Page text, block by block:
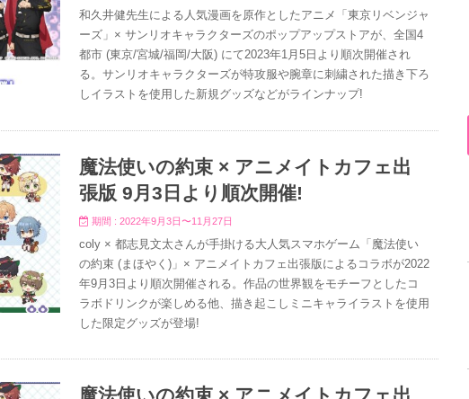
和久井健先生による人気漫画を原作としたアニメ「東京リベンジャ
ーズ」× サンリオキャラクターズのポップアップストアが、全国4
都市 (東京/宮城/福岡/大阪) にて2023年1月5日より順次開催され
る。サンリオキャラクターズが特攻服や腕章に刺繍された描き下ろ
しイラストを使用した新規グッズなどがラインナップ!
魔法使いの約束 × アニメイトカフェ出
張版 9月3日より順次開催!
期間 : 2022年9月3日〜11月27日
coly × 都志見文太さんが手掛ける大人気スマホゲーム「魔法使い
の約束 (まほやく)」× アニメイトカフェ出張版によるコラボが2022
年9月3日より順次開催される。作品の世界観をモチーフとしたコ
ラボドリンクが楽しめる他、描き起こしミニキャライラストを使用
した限定グッズが登場!